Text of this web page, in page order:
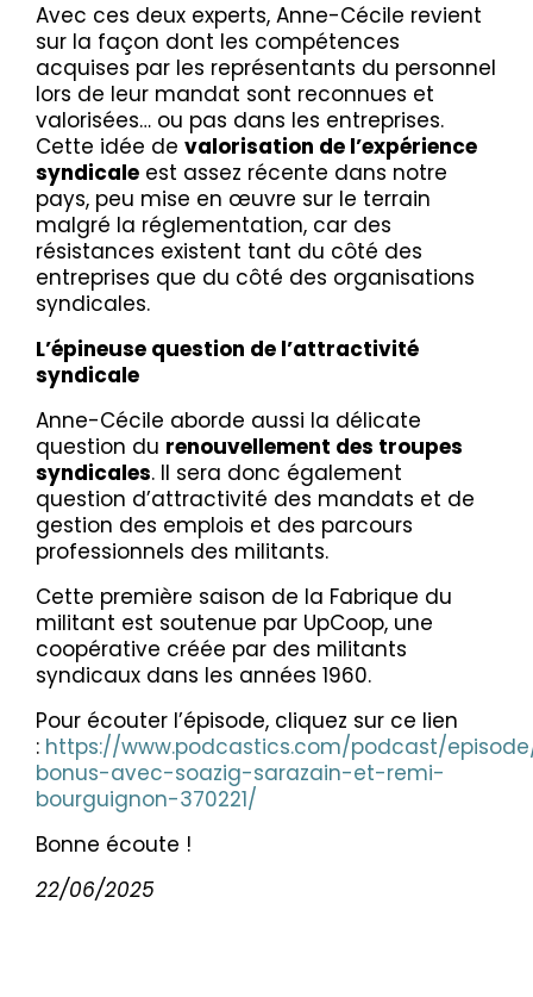
Avec ces deux experts, Anne-Cécile revient
sur la façon dont les compétences
acquises par les représentants du personnel
lors de leur mandat sont reconnues et
valorisées… ou pas dans les entreprises.
Cette idée de valorisation de l’expérience
syndicale est assez récente dans notre
pays, peu mise en œuvre sur le terrain
malgré la réglementation, car des
résistances existent tant du côté des
entreprises que du côté des organisations
syndicales.
L’épineuse question de l’attractivité
syndicale
Anne-Cécile aborde aussi la délicate
question du renouvellement des troupes
syndicales. Il sera donc également
question d’attractivité des mandats et de
gestion des emplois et des parcours
professionnels des militants.
Cette première saison de la Fabrique du
militant est soutenue par UpCoop, une
coopérative créée par des militants
syndicaux dans les années 1960.
Pour écouter l’épisode, cliquez sur ce lien
: https://www.podcastics.com/podcast/
bonus-avec-soazig-sarazain-et-remi-
bourguignon-370221/
Bonne écoute !
22/06/2025